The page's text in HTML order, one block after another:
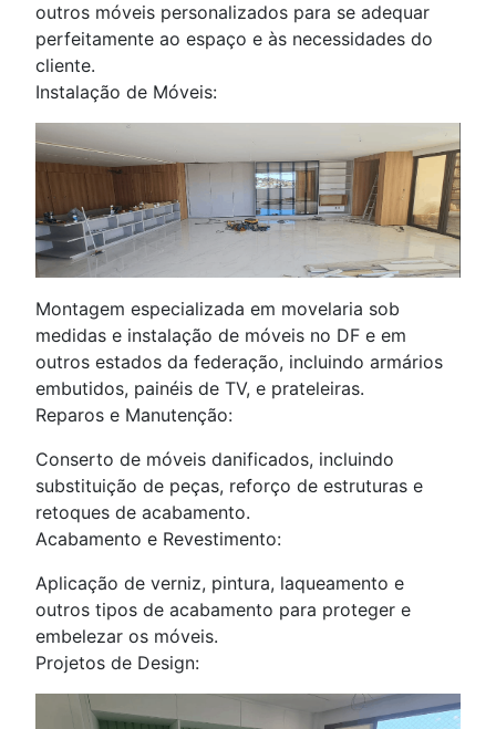
outros móveis personalizados para se adequar
perfeitamente ao espaço e às necessidades do
cliente.
Instalação de Móveis:
Montagem especializada em movelaria sob
medidas e instalação de móveis no DF e em
outros estados da federação, incluindo armários
embutidos, painéis de TV, e prateleiras.
Reparos e Manutenção:
Conserto de móveis danificados, incluindo
substituição de peças, reforço de estruturas e
retoques de acabamento.
Acabamento e Revestimento:
Aplicação de verniz, pintura, laqueamento e
outros tipos de acabamento para proteger e
embelezar os móveis.
Projetos de Design: